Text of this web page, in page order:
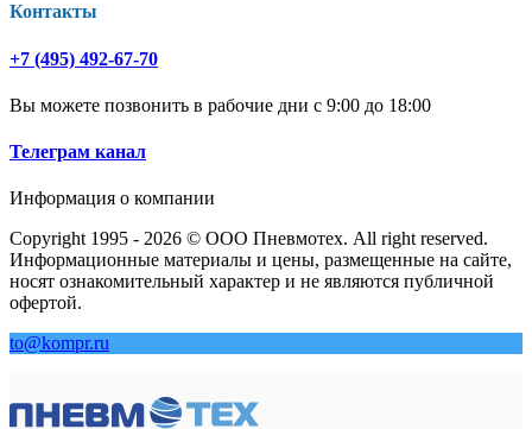
Контакты
+7 (495) 492-67-70
Вы можете позвонить в рабочие дни с 9:00 до 18:00
Телеграм канал
Информация о компании
Copyright 1995 - 2026 © ООО Пневмотех. All right reserved.
Информационные материалы и цены, размещенные на сайте,
носят ознакомительный характер и не являются публичной
офертой.
to@kompr.ru